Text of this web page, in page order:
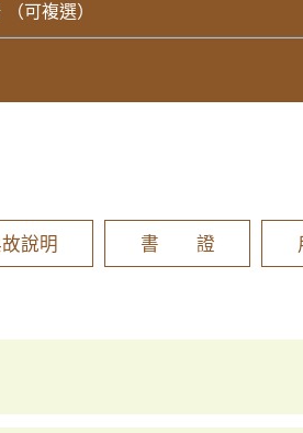
（可複選）
說明 書 證